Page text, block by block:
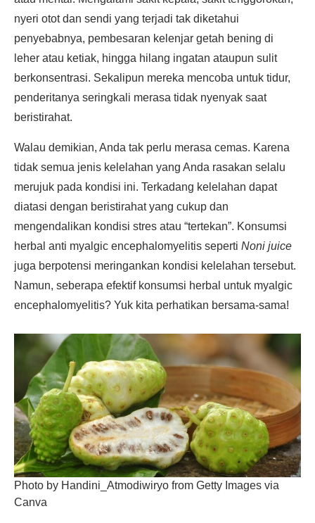
nyeri otot dan sendi yang terjadi tak diketahui
penyebabnya, pembesaran kelenjar getah bening di
leher atau ketiak, hingga hilang ingatan ataupun sulit
berkonsentrasi. Sekalipun mereka mencoba untuk tidur,
penderitanya seringkali merasa tidak nyenyak saat
beristirahat.
Walau demikian, Anda tak perlu merasa cemas. Karena
tidak semua jenis kelelahan yang Anda rasakan selalu
merujuk pada kondisi ini. Terkadang kelelahan dapat
diatasi dengan beristirahat yang cukup dan
mengendalikan kondisi stres atau “tertekan”. Konsumsi
herbal anti myalgic encephalomyelitis seperti Noni juice
juga berpotensi meringankan kondisi kelelahan tersebut.
Namun, seberapa efektif konsumsi herbal untuk myalgic
encephalomyelitis? Yuk kita perhatikan bersama-sama!
Photo by Handini_Atmodiwiryo from Getty Images via
Canva